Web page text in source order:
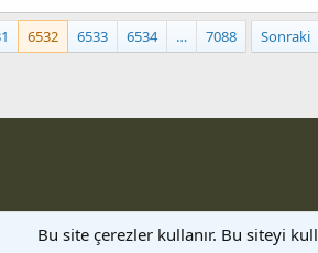
6532 6533 6534 … 7088 Sonraki
Bu site çerezler kullanır. Bu siteyi